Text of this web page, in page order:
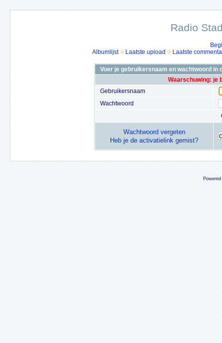
Radio
Albumlijst
Laatste upload Laatste
Voer je gebruikersnaam en wachtwoord in
Waarschuwing: je
Gebruikersnaam
Wachtwoord
Wachtwoord vergeten
Heb je de activatielink gemist?